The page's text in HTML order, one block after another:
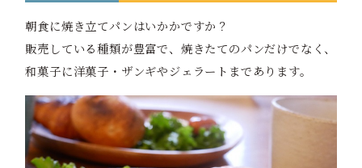
朝食に焼き立てパンはいかかですか？
販売している種類が豊富で、焼きたてのパンだけでなく、
和菓子に洋菓子・ザンギやジェラートまであります。